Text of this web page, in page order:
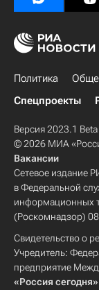
Политика
Спецпроекты
Версия 2023.1 Beta
© 2026 МИА
Вакансии
Сетевое издание
в Федеральной
информационных
(Роскомнадзор)
Свидетельство о
Учредитель:
предприятие
«Россия сегодня»